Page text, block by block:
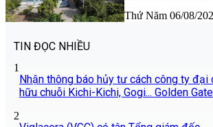
Thứ Năm 06/08/
TIN ĐỌC NHIỀU
1
Nhận thông báo hủy tư cách công ty đại
hữu chuỗi Kichi-Kichi, Gogi... Golden
2